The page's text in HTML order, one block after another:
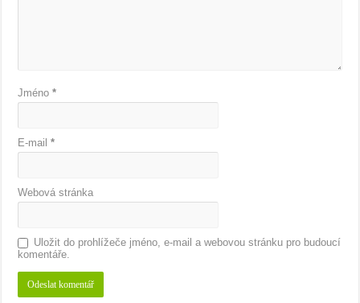
Jméno*
E-mail*
Webová stránka
Uložit do prohlížeče jméno, e-mail a webovou stránku pro budoucí
komentáře.